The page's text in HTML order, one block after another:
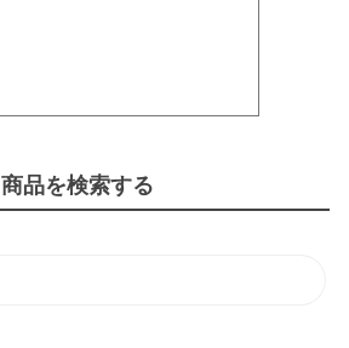
商品を検索する